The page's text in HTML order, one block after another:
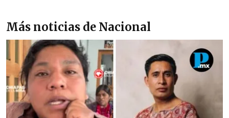
Más noticias de Nacional